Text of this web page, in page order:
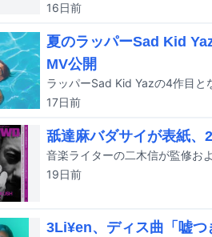
16日前
夏のラッパーSad Kid
MV公開
ラッパーSad Kid Yazの4作目と
17日前
舐達麻バダサイが表紙、
19日前
3Li¥en、ディス曲「嘘